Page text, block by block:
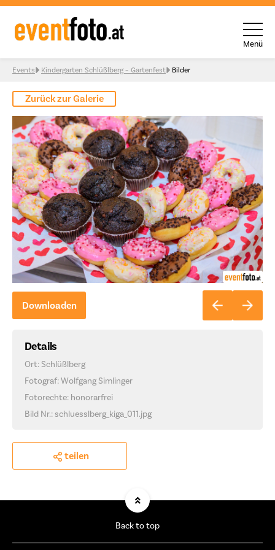
Skip to content
Menü
Events Kindergarten Schlüßlberg – Gartenfest Bilder
Zurück zur Galerie
Downloaden
Details
Ort: Schlüßlberg
Fotograf: Wolfgang Simlinger
Fotorechte: honorarfrei
Bild Nr.: schluesslberg_kiga_011.jpg
teilen
Back to top